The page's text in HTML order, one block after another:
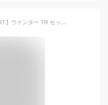
【WEB限定 WARDROBE SMART】ウインター TR セットアップ/ジャケット&イージーパンツ BEAUTY&YOUTH UNITED ARROWS ビューティー＆ユース ユナイテッドアローズ スーツ・フォーマル セットアップスーツ ブラウン ネイビー グレー【送料無料】[Rakuten Fashion]